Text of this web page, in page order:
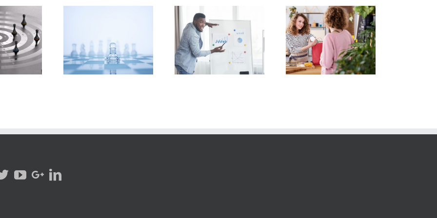
amenazas
oportunidades
Crecer vs Escalar: ¿cuál
necesita tu empresa?
Errores en un speech de
ventas que tus vendedores
deben evitar